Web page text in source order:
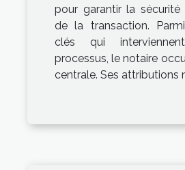
pour garantir la
de la transaction.
clés qui
processus, le notaire
centrale. Ses attributions